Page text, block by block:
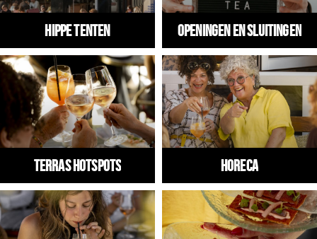
Hotels
Te koop en te huur
Winkels
Werken
Aanbiedingen
Ook reclame maken?
Over Eindhovens Rondje
Hippe tenten Openingen en Sluitingen
Terras hotspots HORECA